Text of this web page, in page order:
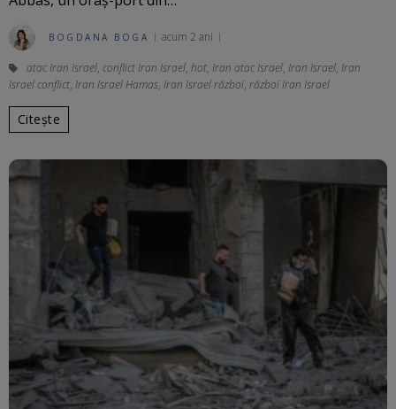
BOGDANA BOGA acum 2 ani
atac Iran Israel, conflict Iran Israel, hot, Iran atac Israel, Iran Israel, Iran
Israel conflict, Iran Israel Hamas, Iran Israel război, război Iran Israel
Citește